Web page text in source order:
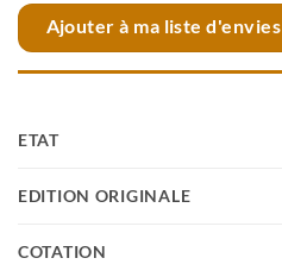
Ajouter à ma liste d'envies
ETAT
EDITION ORIGINALE
COTATION